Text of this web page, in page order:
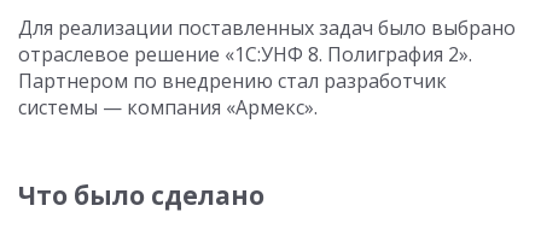
Для реализации поставленных задач было выбрано
отраслевое решение «1С:УНФ 8. Полиграфия 2».
Партнером по внедрению стал разработчик
системы — компания «Армекс».
Что было сделано